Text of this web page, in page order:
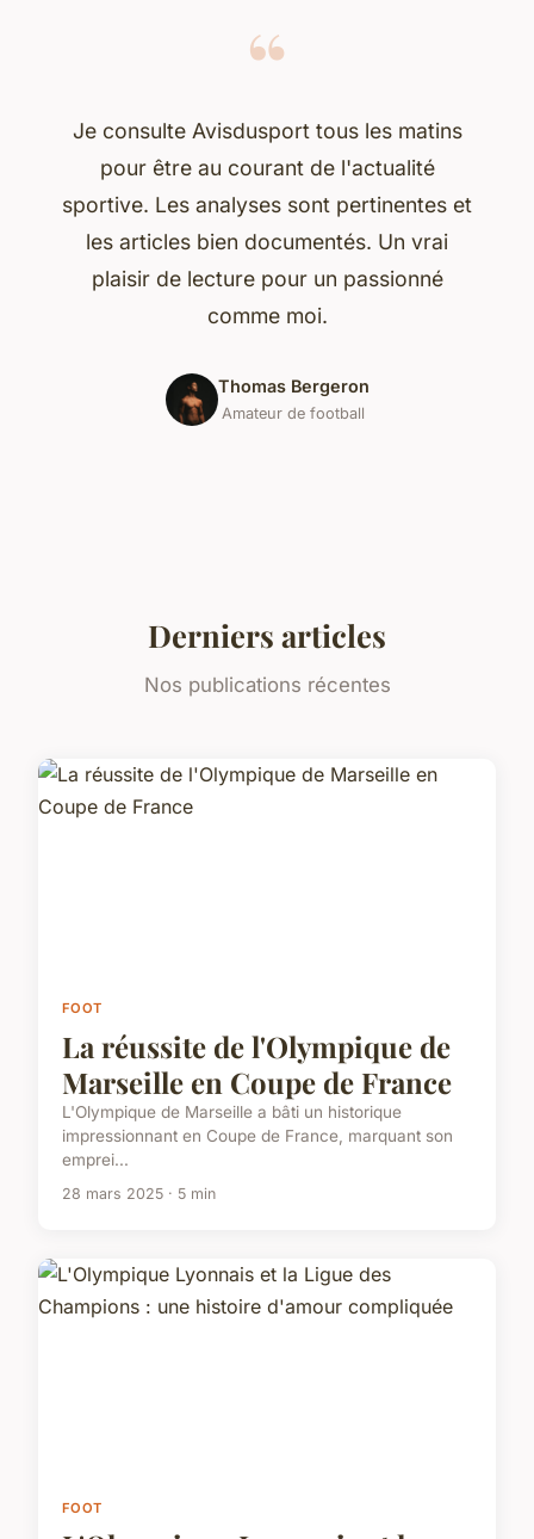
“
Je consulte Avisdusport tous les matins
pour être au courant de l'actualité
sportive. Les analyses sont pertinentes et
les articles bien documentés. Un vrai
plaisir de lecture pour un passionné
comme moi.
Thomas Bergeron
Amateur de football
Derniers articles
Nos publications récentes
FOOT
La réussite de l'Olympique de
Marseille en Coupe de France
L'Olympique de Marseille a bâti un historique
impressionnant en Coupe de France, marquant son
emprei...
28 mars 2025 · 5 min
FOOT